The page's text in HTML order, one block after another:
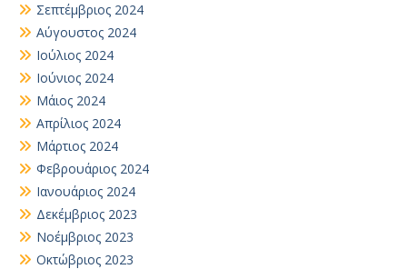
Σεπτέμβριος 2024
Αύγουστος 2024
Ιούλιος 2024
Ιούνιος 2024
Μάιος 2024
Απρίλιος 2024
Μάρτιος 2024
Φεβρουάριος 2024
Ιανουάριος 2024
Δεκέμβριος 2023
Νοέμβριος 2023
Οκτώβριος 2023